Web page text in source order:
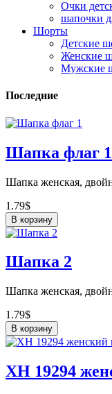
Очки
шапочки
Шорты
Детские
Женские
Мужские
Последние
Шапка флаг 1
Шапка женская,
1.79$
В корзину
Шапка 2
Шапка женская,
1.79$
В корзину
ХН 19294